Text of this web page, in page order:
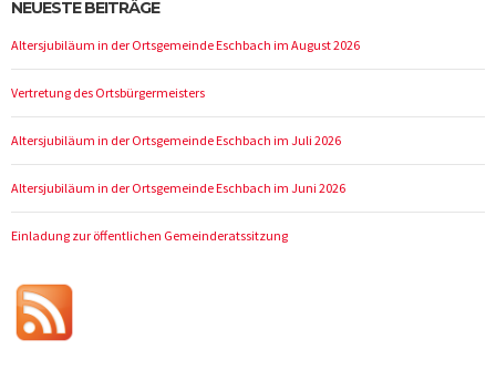
NEUESTE BEITRÄGE
Altersjubiläum in der Ortsgemeinde Eschbach im August 2026
Vertretung des Ortsbürgermeisters
Altersjubiläum in der Ortsgemeinde Eschbach im Juli 2026
Altersjubiläum in der Ortsgemeinde Eschbach im Juni 2026
Einladung zur öffentlichen Gemeinderatssitzung